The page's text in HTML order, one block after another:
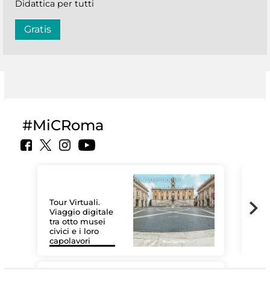
Didattica per tutti
Gratis
#MiCRoma
Tour Virtuali.
Viaggio digitale
tra otto musei
civici e i loro
capolavori